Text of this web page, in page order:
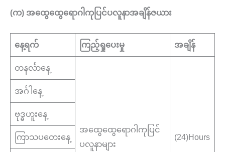
(က) အထွေထွေရောဂါကုပြင်ပလူနာအချိန်ဇယား
နေ့ရက် ကြည့်ရှုပေးမှု အချိန်
တနင်္လာနေ့
အထွေထွေရောဂါကုပြင်
ပလူနာများ
(24)Hours
အင်္ဂါနေ့
ဗုဒ္ဓဟူးနေ့
ကြာသပတေးနေ့